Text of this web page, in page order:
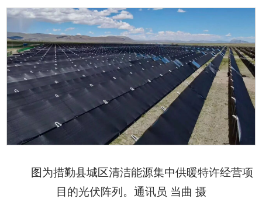
图为措勤县城区清洁能源集中供暖特许经营项
目的光伏阵列。通讯员 当曲 摄